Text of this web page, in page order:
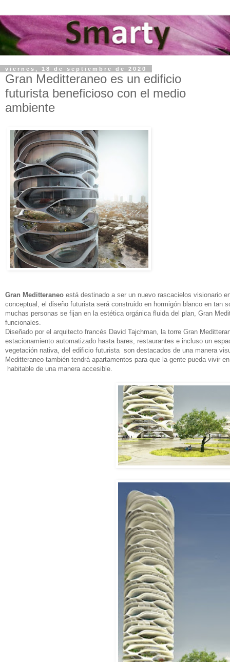
viernes, 18 de septiembre de 2020
Gran Meditteraneo es un edificio
futurista beneficioso con el medio
ambiente
Gran Meditteraneo está destinado a ser un nuevo rascacielos visionario
conceptual, el diseño futurista será construido en hormigón blanco en tan
muchas personas se fijan en la estética orgánica fluida del plan, Gran
funcionales.
Diseñado por el arquitecto francés David Tajchman, la torre Gran
estacionamiento automatizado hasta bares, restaurantes e incluso un
vegetación nativa, del edificio futurista son destacados de una manera
Meditteraneo también tendrá apartamentos para que la gente pueda vivir
habitable de una manera accesible.